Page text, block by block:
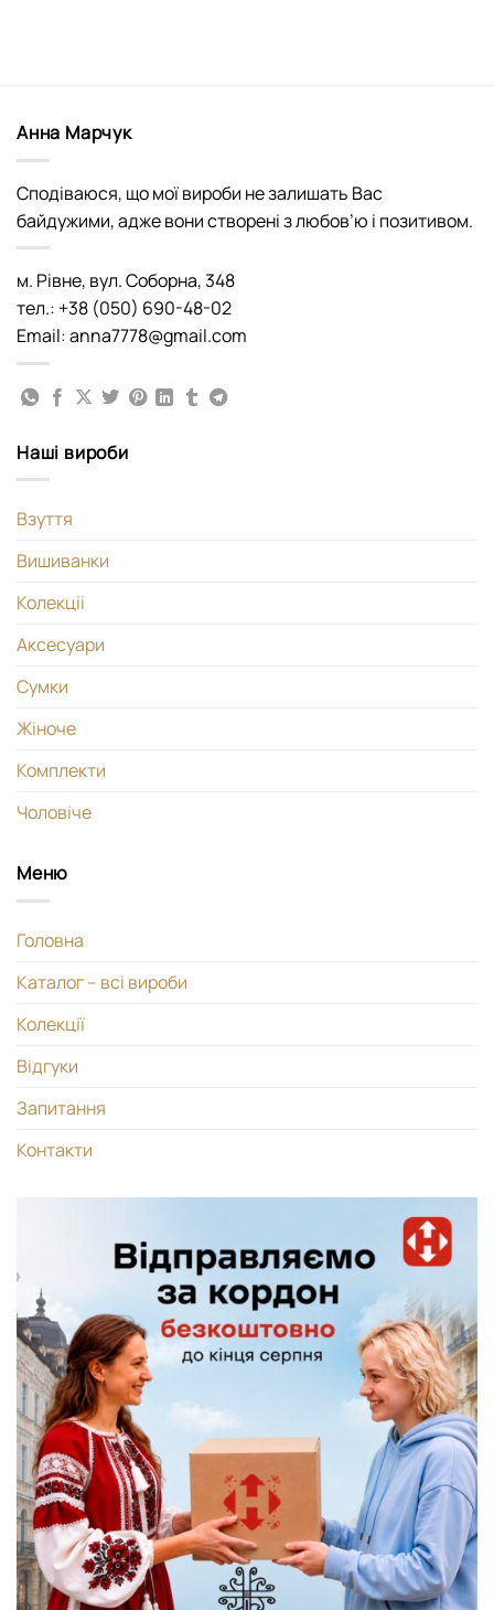
Анна Марчук
Сподіваюся, що мої вироби не залишать Вас
байдужими, адже вони створені з любов’ю і позитивом.
м. Рівне, вул. Соборна, 348
тел.: +38 (050) 690-48-02
Email: anna7778@gmail.com
Наші вироби
Взуття
Вишиванки
Колекціі
Аксесуари
Сумки
Жіноче
Комплекти
Чоловіче
Меню
Головна
Каталог – всі вироби
Колекції
Відгуки
Запитання
Контакти